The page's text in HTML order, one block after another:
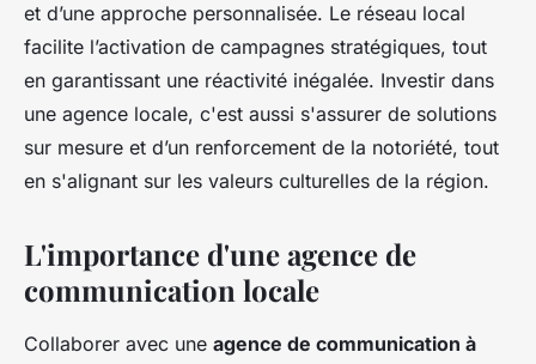
et d’une approche personnalisée. Le réseau local
facilite l’activation de campagnes stratégiques, tout
en garantissant une réactivité inégalée. Investir dans
une agence locale, c'est aussi s'assurer de solutions
sur mesure et d’un renforcement de la notoriété, tout
en s'alignant sur les valeurs culturelles de la région.
L'importance d'une agence de
communication locale
Collaborer avec une agence de communication à